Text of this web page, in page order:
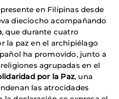
en Filipinas desde
dieciocho acompañando
, que durante cuatro
la paz en el archipiélago
ha promovido, junto a
agrupadas en el
por la Paz, una
las atrocidades